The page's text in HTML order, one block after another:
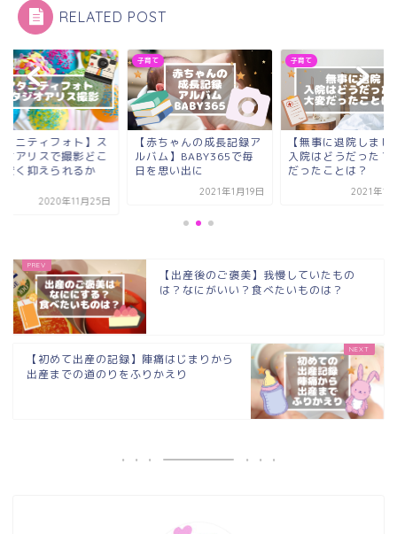
RELATED POST
タニティフォト】ス
オアリスで撮影どこ
安く抑えられるか
2020年11月25日
子育て
【赤ちゃんの成長記録ア
ルバム】BABY365で毎
日を思い出に
2021年1月19日
子育て
【無事に退院しまし
入院はどうだった？
だったことは？
2021年1
【出産後のご褒美】我慢していたもの
は？なにがいい？食べたいものは？
【初めて出産の記録】陣痛はじまりから
出産までの道のりをふりかえり